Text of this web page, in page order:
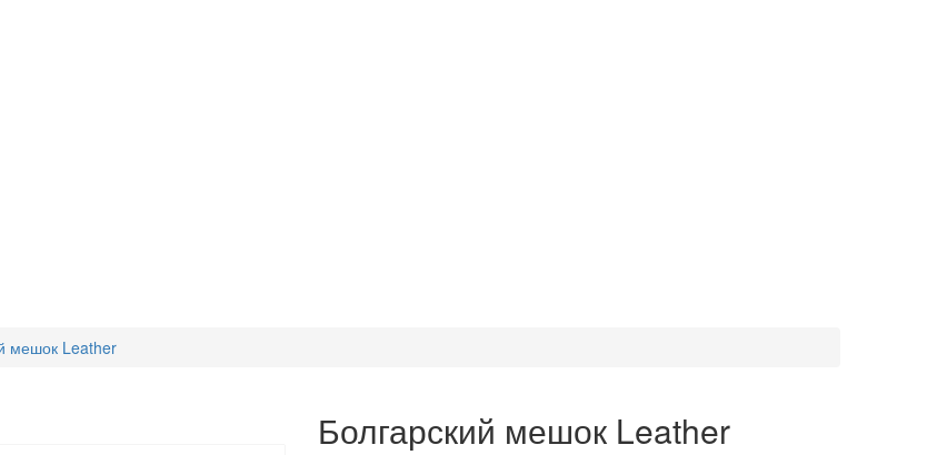
мешок Leather
Болгарский мешок Leather